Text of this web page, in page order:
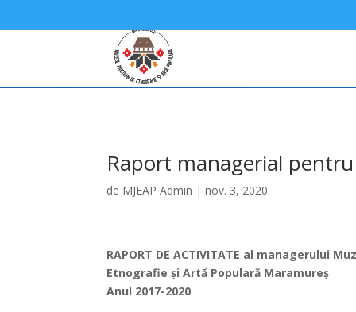
Raport managerial
de MJEAP Admin |nov. 3, 2020
RAPORT DE ACTIVITATE al managerului
Etnografie şi Artă Populară Maramureș
Anul 2017-2020